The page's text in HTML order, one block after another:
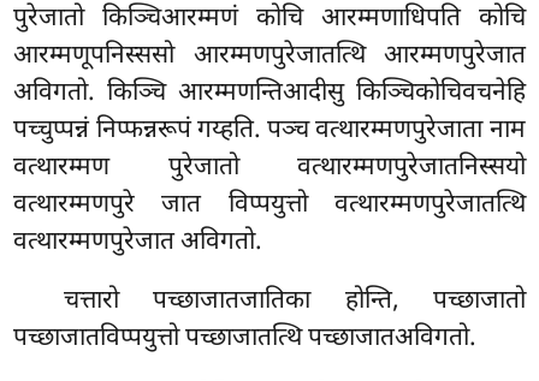
पुरेजातो किञ्चिआरम्मणं कोचि आरम्मणाधिपति कोचि
आरम्मणूपनिस्ससो आरम्मणपुरेजातत्थि आरम्मणपुरेजात
अविगतो. किञ्चि आरम्मणन्तिआदीसु किञ्चिकोचिवचनेहि
पच्चुप्पन्नं निप्फन्नरूपं गय्हति. पञ्च वत्थारम्मणपुरेजाता नाम
वत्थारम्मण पुरेजातो वत्थारम्मणपुरेजातनिस्सयो
वत्थारम्मणपुरे जात विप्पयुत्तो वत्थारम्मणपुरेजातत्थि
वत्थारम्मणपुरेजात अविगतो.
चत्तारो पच्छाजातजातिका होन्ति, पच्छाजातो
पच्छाजातविप्पयुत्तो पच्छाजातत्थि पच्छाजातअविगतो.